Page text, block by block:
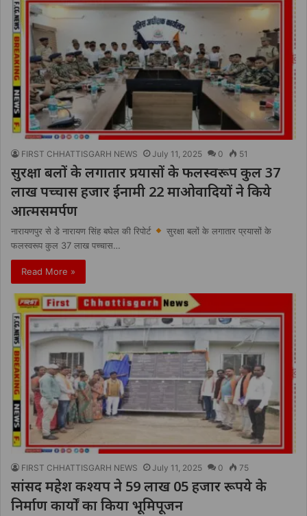
FIRST CHHATTISGARH NEWS July 11, 2025 0 51
सुरक्षा बलों के लगातार प्रयासों के फलस्वरूप कुल 37
लाख पच्चास हजार ईनामी 22 माओवादियों ने किये
आत्मसमर्पण
नारायणपुर से डे नारायण सिंह बघेल की रिपोर्ट
सुरक्षा बलों के लगातार प्रयासों के
फलस्वरूप कुल 37 लाख पच्चास…
Read More »
FIRST CHHATTISGARH NEWS July 11, 2025 0 75
सांसद महेश कश्यप ने 59 लाख 05 हजार रूपये के
निर्माण कार्यों का किया भूमिपूजन